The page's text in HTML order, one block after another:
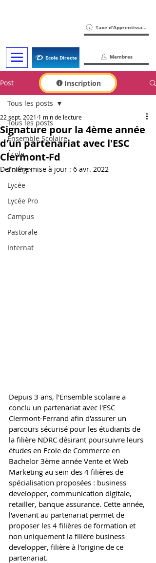
Ecole Directe
Taxe d'Apprentissage
Membres
Inscription
Post
Tous les posts
Ensemble Scolaire
École
Collège
Lycée
Lycée Pro
Campus
Pastorale
Internat
Tous les posts
Signature pour la 4ème année
d'un partenariat avec l'ESC
Clermont-Fd
22 sept. 2021 1 min de lecture
Dernière mise à jour : 6 avr. 2022
Depuis 3 ans, l'Ensemble scolaire a
conclu un partenariat avec l'ESC
Clermont-Ferrand afin d'assurer un
parcours sécurisé pour les étudiants de
la filière NDRC désirant poursuivre leurs
études en Ecole de Commerce en
Bachelor 3ème année Vente et Web
Marketing au sein des 4 filières de
spécialisation proposées : business
developper, communication digitale,
retailler, banque assurance. Cette année,
l'avenant au partenariat permet de
proposer les 4 filières de formation et
non uniquement la filière business
developper, filière à l'origine de ce
partenariat.